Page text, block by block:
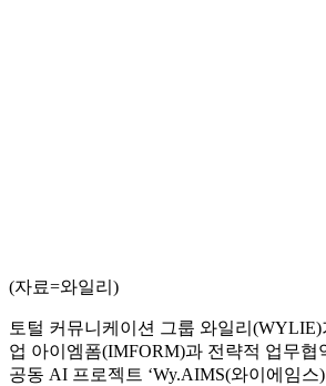
(자료=와일리)
토털 커뮤니케이션 그룹 와일리(WYLIE)
업 아이엠폼(IMFORM)과 전략적 업무협
공동 AI 프로젝트 ‘Wy.AIMS(와이에임스